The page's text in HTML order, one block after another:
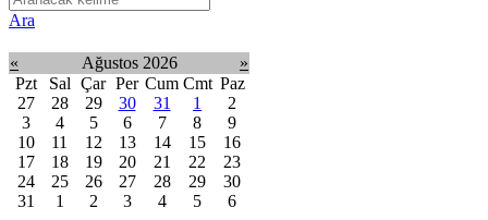
Ara
« Ağustos 2026
»
Pzt
Sal Çar Per Cum Cmt Paz
27
28 29 30 31 1
2
3
4 5 6 7 8
9
10
11 12 13 14 15
16
17
18 19 20 21 22
23
24
25 26 27 28 29
30
31
1 2 3 4 5 6